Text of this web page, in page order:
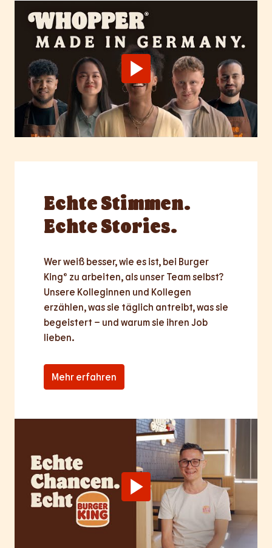
EchteStimmen.
Echte Stories.
Wer weiß besser, wie es ist, bei Burger
King® zu arbeiten, als unser Team selbst?
Unsere Kolleginnen und Kollegen
erzählen, was sie täglich antreibt, was sie
begeistert – und warum sie ihren Job
lieben.
Mehr erfahren